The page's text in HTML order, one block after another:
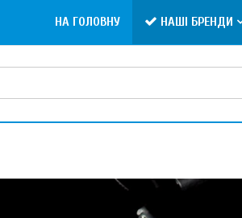
НА ГОЛОВНУ НАШІ БРЕНДИ